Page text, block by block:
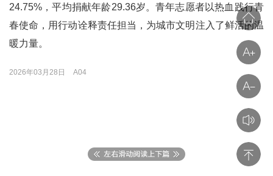
24.75%，平均捐献年龄29.36岁。青年志愿者以热血践行青
春使命，用行动诠释责任担当，为城市文明注入了鲜活的温
暖力量。
2026年03月28日 A04